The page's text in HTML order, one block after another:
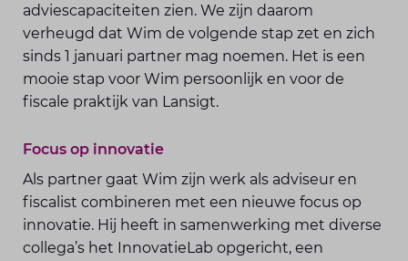
adviescapaciteiten zien. We zijn daarom
verheugd dat Wim de volgende stap zet en zich
sinds 1 januari partner mag noemen. Het is een
mooie stap voor Wim persoonlijk en voor de
fiscale praktijk van Lansigt.
Focus op innovatie
Als partner gaat Wim zijn werk als adviseur en
fiscalist combineren met een nieuwe focus op
innovatie. Hij heeft in samenwerking met diverse
collega’s het InnovatieLab opgericht, een